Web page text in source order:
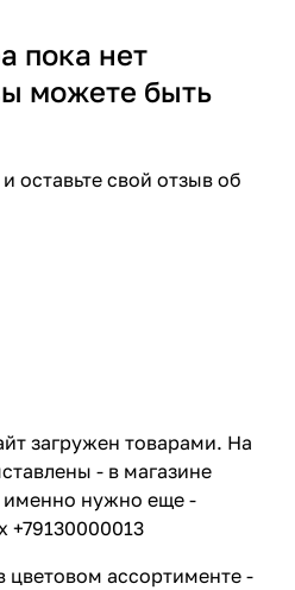
пока нет
можете быть
оставьте свой отзыв об
загружен товарами. На
- в магазине
именно нужно еще -
+79130000013
цветовом ассортименте -